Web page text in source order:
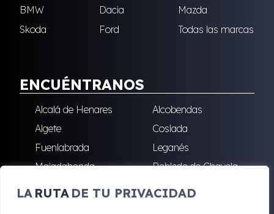
LA RUTA DE TU PRIVACIDAD
BMW
Dacia
Mazda
Skoda
Ford Todas las marcas
ENCUÉNTRANOS
Alcalá de Henares
Alcobendas
Algete
Coslada
Fuenlabrada
Leganés
Majadahonda
Robledo de Chavela
Reyes